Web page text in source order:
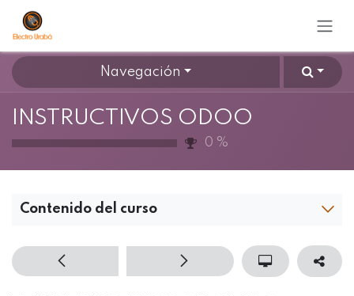
Ir al contenido
Navegación
INSTRUCTIVOS ODOO
0 %
Contenido del curso